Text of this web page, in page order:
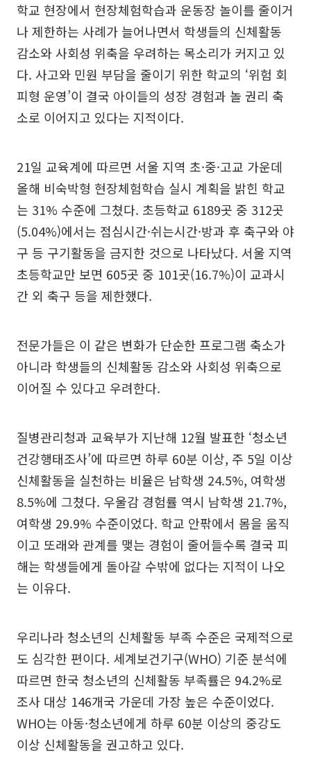
학교 현장에서 현장체험학습과 운동장 놀이를 줄이거
나 제한하는 사례가 늘어나면서 학생들의 신체활동
감소와 사회성 위축을 우려하는 목소리가 커지고 있
다. 사고와 민원 부담을 줄이기 위한 학교의 ‘위험 회
피형 운영’이 결국 아이들의 성장 경험과 놀 권리 축
소로 이어지고 있다는 지적이다.
21일 교육계에 따르면 서울 지역 초·중·고교 가운데
올해 비숙박형 현장체험학습 실시 계획을 밝힌 학교
는 31% 수준에 그쳤다. 초등학교 6189곳 중 312곳
(5.04%)에서는 점심시간·쉬는시간·방과 후 축구와 야
구 등 구기활동을 금지한 것으로 나타났다. 서울 지역
초등학교만 보면 605곳 중 101곳(16.7%)이 교과시
간 외 축구 등을 제한했다.
전문가들은 이 같은 변화가 단순한 프로그램 축소가
아니라 학생들의 신체활동 감소와 사회성 위축으로
이어질 수 있다고 우려한다.
질병관리청과 교육부가 지난해 12월 발표한 ‘청소년
건강행태조사’에 따르면 하루 60분 이상, 주 5일 이상
신체활동을 실천하는 비율은 남학생 24.5%, 여학생
8.5%에 그쳤다. 우울감 경험률 역시 남학생 21.7%,
여학생 29.9% 수준이었다. 학교 안팎에서 몸을 움직
이고 또래와 관계를 맺는 경험이 줄어들수록 결국 피
해는 학생들에게 돌아갈 수밖에 없다는 지적이 나오
는 이유다.
우리나라 청소년의 신체활동 부족 수준은 국제적으로
도 심각한 편이다. 세계보건기구(WHO) 기준 분석에
따르면 한국 청소년의 신체활동 부족률은 94.2%로
조사 대상 146개국 가운데 가장 높은 수준이었다.
WHO는 아동·청소년에게 하루 60분 이상의 중강도
이상 신체활동을 권고하고 있다.